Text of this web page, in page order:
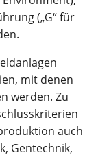
(„G“ für
mit denen
werden. Zu
auch
Gentechnik,